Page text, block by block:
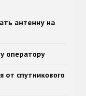
антенну на
оператору
от спутникового